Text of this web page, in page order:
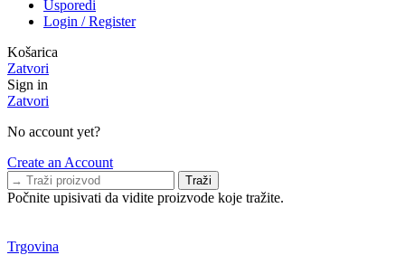
Usporedi
Login / Register
Košarica
Zatvori
Sign in
Zatvori
No account yet?
Create an Account
Traži
Počnite upisivati da vidite proizvode koje tražite.
Trgovina